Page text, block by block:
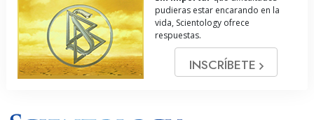
pudieras estar encarando en la
vida, Scientology ofrece
respuestas.
INSCRÍBETE